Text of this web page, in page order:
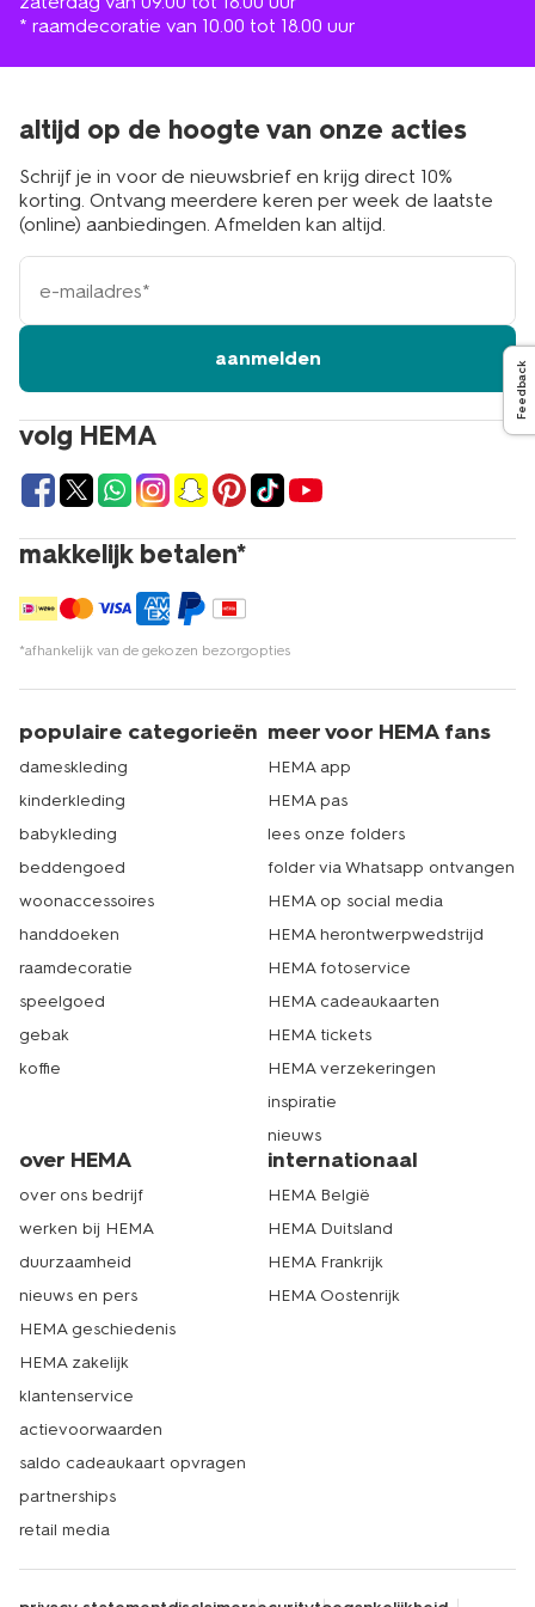
* raamdecoratie van 10.00 tot 18.00 uur
volg HEMA
makkelijk betalen*
*afhankelijk van de gekozen bezorgopties
altijd op de hoogte van onze acties
Schrijf je in voor de nieuwsbrief en krijg direct 10%
korting. Ontvang meerdere keren per week de laatste
(online) aanbiedingen. Afmelden kan altijd.
e-
mailadres
aanmelden
populaire categorieën
dameskleding
kinderkleding
babykleding
beddengoed
woonaccessoires
handdoeken
raamdecoratie
speelgoed
gebak
koffie
meer voor HEMA fans
HEMA app
HEMA pas
lees onze folders
folder via Whatsapp ontvangen
HEMA op social media
HEMA herontwerpwedstrijd
HEMA fotoservice
HEMA cadeaukaarten
HEMA tickets
HEMA verzekeringen
inspiratie
nieuws
over HEMA
over ons bedrijf
werken bij HEMA
duurzaamheid
nieuws en pers
HEMA geschiedenis
HEMA zakelijk
klantenservice
actievoorwaarden
saldo cadeaukaart opvragen
partnerships
retail media
internationaal
HEMA België
HEMA Duitsland
HEMA Frankrijk
HEMA Oostenrijk
Feedback